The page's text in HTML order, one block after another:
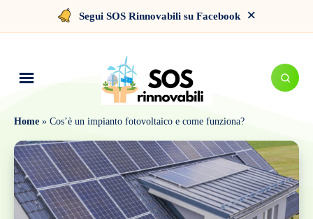
Segui SOS Rinnovabili su Facebook ×
Home » Cos’è un impianto fotovoltaico e come funziona?